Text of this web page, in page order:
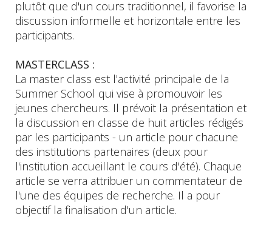
plutôt que d'un cours traditionnel, il favorise la
discussion informelle et horizontale entre les
participants.
MASTERCLASS :
La master class est l'activité principale de la
Summer School qui vise à promouvoir les
jeunes chercheurs. Il prévoit la présentation et
la discussion en classe de huit articles rédigés
par les participants - un article pour chacune
des institutions partenaires (deux pour
l'institution accueillant le cours d'été). Chaque
article se verra attribuer un commentateur de
l'une des équipes de recherche. Il a pour
objectif la finalisation d'un article.